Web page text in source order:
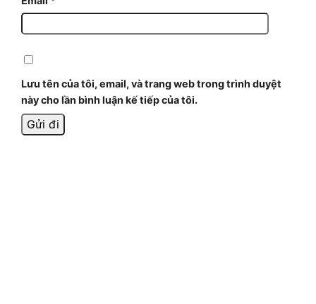
Lưu tên của tôi, email, và trang web trong trình duyệt
này cho lần bình luận kế tiếp của tôi.